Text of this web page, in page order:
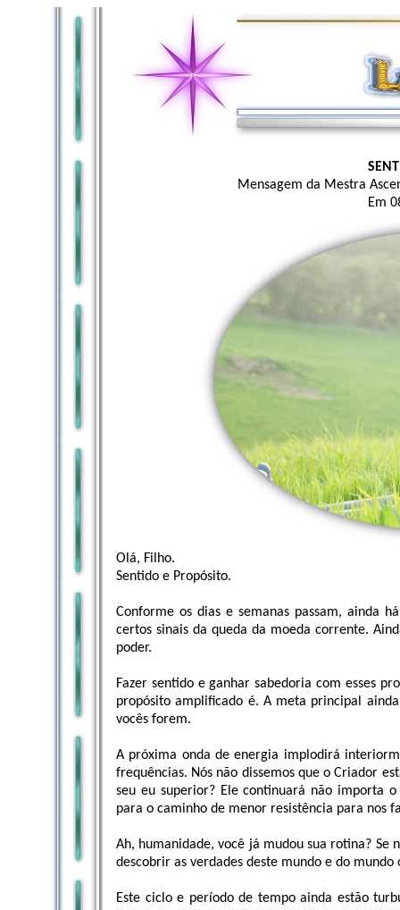
Mensagem da Mestra
Em
Olá, Filho.
Sentido e Propósito.
Conforme os dias e semanas passam, ainda
certos sinais da queda da moeda corrente.
poder.
Fazer sentido e ganhar sabedoria com esses
propósito amplificado é. A meta principal
vocês forem.
A próxima onda de energia implodirá
frequências. Nós não dissemos que o Criador
seu eu superior? Ele continuará não importa
para o caminho de menor resistência para nos
Ah, humanidade, você já mudou sua rotina? Se
descobrir as verdades deste mundo e do mundo
Este ciclo e período de tempo ainda estão